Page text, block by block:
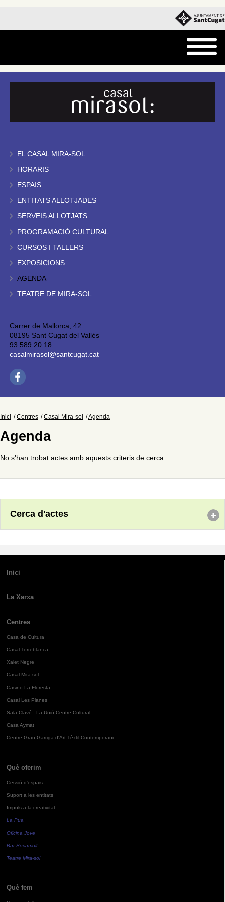
EL CASAL MIRA-SOL
HORARIS
ESPAIS
ENTITATS ALLOTJADES
SERVEIS ALLOTJATS
PROGRAMACIÓ CULTURAL
CURSOS I TALLERS
EXPOSICIONS
AGENDA
TEATRE DE MIRA-SOL
Carrer de Mallorca, 42
08195 Sant Cugat del Vallès
93 589 20 18
casalmirasol@santcugat.cat
Inici Centres Casal Mira-sol Agenda
Agenda
No s'han trobat actes amb aquests criteris de cerca
Cerca d'actes
Inici
La Xarxa
Centres
Casa de Cultura
Casal Torreblanca
Xalet Negre
Casal Mira-sol
Casino La Floresta
Casal Les Planes
Sala Clavé - La Unió Centre Cultural
Casa Aymat
Centre Grau-Garriga d'Art Tèxtil Contemporani
Què oferim
Cessió d'espais
Suport a les entitats
Impuls a la creativitat
La Pua
Oficina Jove
Bar Bocamoll
Teatre Mira-sol
Què fem